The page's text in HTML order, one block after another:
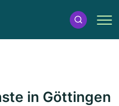
in Göttingen